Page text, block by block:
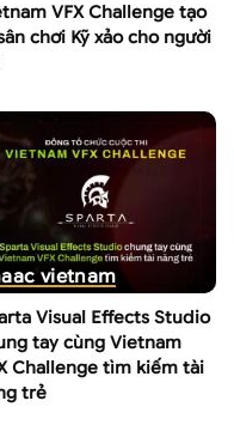
VFX Challenge tạo
chơi Kỹ xảo cho người
vietnam
Visual Effects Studio
tay cùng Vietnam
Challenge tìm kiếm tài
trẻ